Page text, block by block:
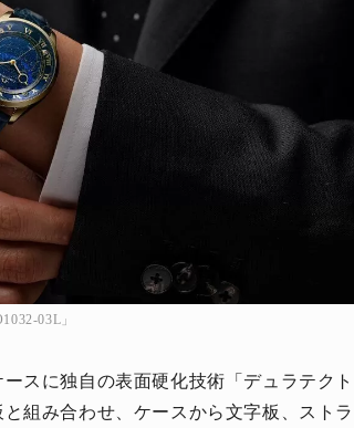
03L」
スに独自の表面硬化技術「デュラテクト
組み合わせ、ケースから文字板、ストラ